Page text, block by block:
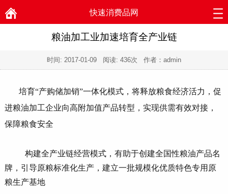
快速消费品网
粮油加工业加速培育全产业链
时间: 2017-01-09 阅读: 436次 作者：admin
培育“产购储加销”一体化模式，将释放粮食经济活力，促
进粮油加工企业向高附加值产品转型，实现供需有效对接，
保障粮食安全
构建全产业链经营模式，有助于创建全国性粮油产品名
牌，引导原粮标准化生产，建立一批规模化优质特色专用原
粮生产基地